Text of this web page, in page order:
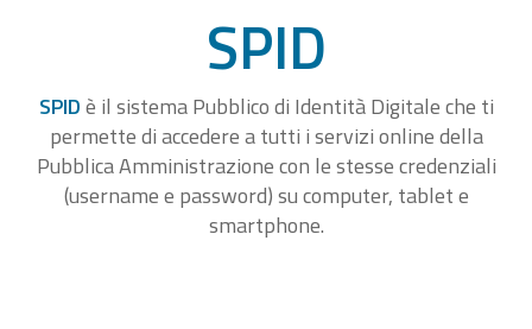
SPID
SPIDè il sistema Pubblico di Identità Digitale che ti
permette di accedere a tutti i servizi online della
Pubblica Amministrazione con le stesse credenziali
(username e password) su computer, tablet e
smartphone.